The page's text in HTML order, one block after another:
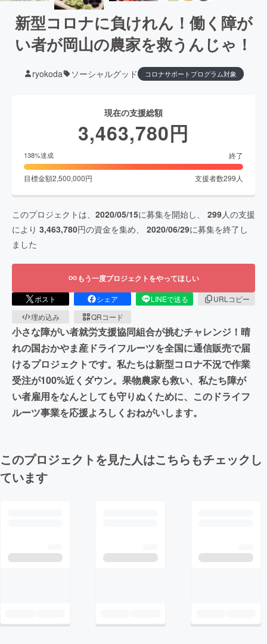
新型コロナに負けれん！働く障が
い者が岡山の農家を救うんじゃ！
ryokoda ソーシャルグッド コロナサポートプログラム対象
現在の支援総額
3,463,780円
138%達成 終了
目標金額2,500,000円 支援者数299 人
このプロジェクトは、 2020/05/15に募集を開始し、 299人の支援
により 3,463,780円の資金を集め、 2020/06/29に募集を終了し
ました
もう一度プロジェクトをやってほしい
ポスト シェア LINEで送る
URLコピー
埋め込み
QRコード
小さな障がい者就労支援協同組合が挑むチャレンジ！晴
れの国おかやま産ドライフルーツを全国に通信販売で届
けるプロジェクトです。私たちは新型コロナ不況で作業
受注が100%近くダウン。果物農家も救い、私たち障が
い者雇用をなんとしても守りぬくために、このドライフ
ルーツ事業を応援よろしくおねがいします。
このプロジェクトを見た人はこちらもチェックし
ています